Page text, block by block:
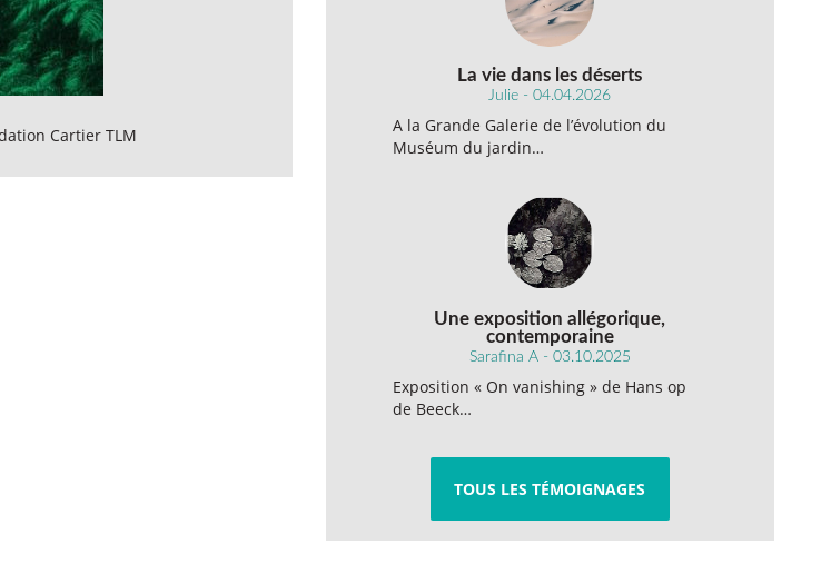
Cartier TLM
La vie dans les déserts
Julie - 04.04.2026
A la Grande Galerie de l’évolution du
Muséum du jardin…
Une exposition allégorique,
contemporaine
Sarafina A - 03.10.2025
Exposition « On vanishing » de Hans op
de Beeck…
TOUS LES TÉMOIGNAGES